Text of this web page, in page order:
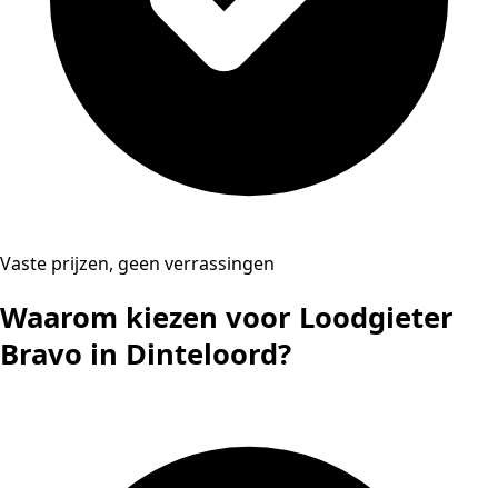
Vaste prijzen, geen verrassingen
Waarom kiezen voor Loodgieter
Bravo in Dinteloord?